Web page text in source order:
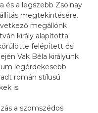
és a legszebb Zsolnay
megtekintésére.
megállónk
király alapította
felépített ősi
Vak Béla királyunk
legérdekesebb
román stílusú
is
a szomszédos